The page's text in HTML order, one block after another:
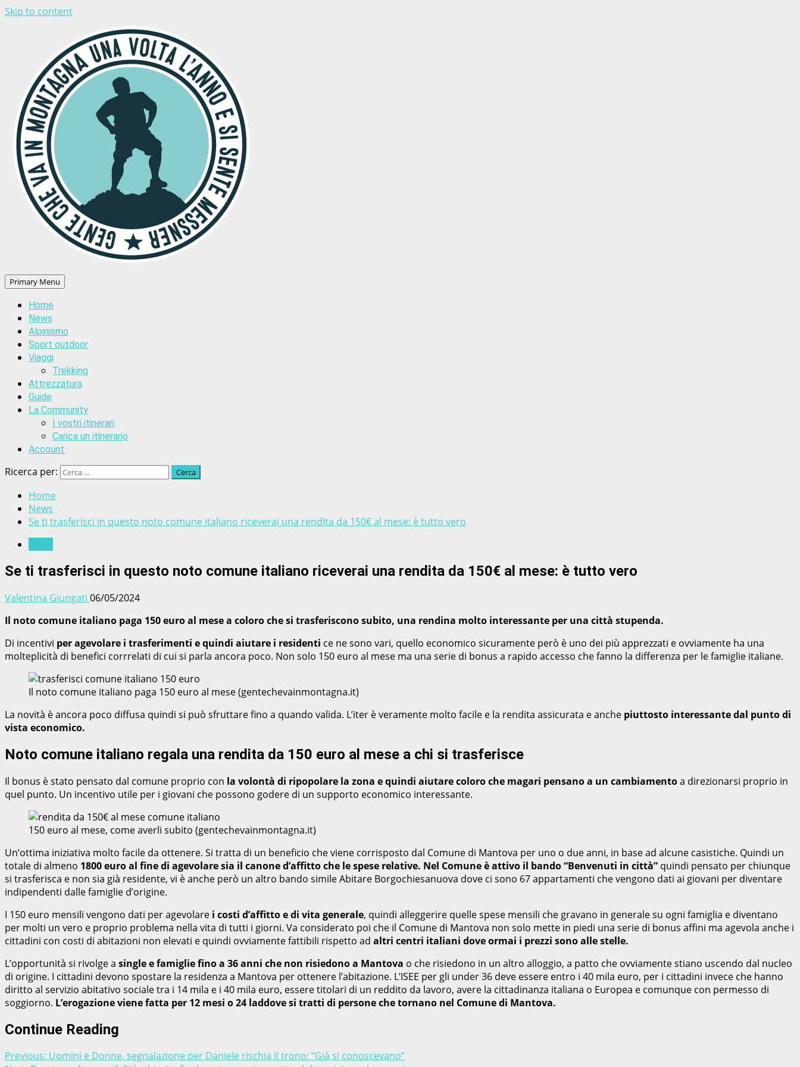
Skip to content
Primary Menu
Home
News
Alpinismo
Sport outdoor
Viaggi
Trekking
Attrezzatura
Guide
La Community
I vostri itinerari
Carica un itinerario
Account
Ricerca per:
Home
News
Se ti trasferisci in questo noto comune italiano riceverai una rendita da 150€ al mese: è tutto vero
Se ti trasferisci in questo noto comune italiano riceverai una rendita da 150€ al mese: è tutto vero
Valentina Giungati 06/05/2024
Il noto comune italiano paga 150 euro al mese a coloro che si trasferiscono subito, una rendina molto interessante per una città stupenda.
Di incentivi per agevolare i trasferimenti e quindi aiutare i residenti ce ne sono vari, quello economico sicuramente però è uno dei più apprezzati e ovviamente ha una
molteplicità di benefici corrrelati di cui si parla ancora poco. Non solo 150 euro al mese ma una serie di bonus a rapido accesso che fanno la differenza per le famiglie italiane.
Il noto comune italiano paga 150 euro al mese (gentechevainmontagna.it)
La novità è ancora poco diffusa quindi si può sfruttare fino a quando valida. L’iter è veramente molto facile e la rendita assicurata e anche piuttosto interessante dal punto di
vista economico.
Noto comune italiano regala una rendita da 150 euro al mese a chi si trasferisce
Il bonus è stato pensato dal comune proprio con la volontà di ripopolare la zona e quindi aiutare coloro che magari pensano a un cambiamentoa direzionarsi proprio in
quel punto. Un incentivo utile per i giovani che possono godere di un supporto economico interessante.
150 euro al mese, come averli subito (gentechevainmontagna.it)
Un’ottima iniziativa molto facile da ottenere. Si tratta di un beneficio che viene corrisposto dal Comune di Mantova per uno o due anni, in base ad alcune casistiche. Quindi un
totale di almeno 1800 euro al fine di agevolare sia il canone d’affitto che le spese relative. Nel Comune è attivo il bando “Benvenuti in città” quindi pensato per chiunque
si trasferisca e non sia già residente, vi è anche però un altro bando simile Abitare Borgochiesanuova dove ci sono 67 appartamenti che vengono dati ai giovani per diventare
indipendenti dalle famiglie d’origine.
I 150 euro mensili vengono dati per agevolare i costi d’affitto e di vita generale, quindi alleggerire quelle spese mensili che gravano in generale su ogni famiglia e diventano
per molti un vero e proprio problema nella vita di tutti i giorni. Va considerato poi che il Comune di Mantova non solo mette in piedi una serie di bonus affini ma agevola anche i
cittadini con costi di abitazioni non elevati e quindi ovviamente fattibili rispetto ad altri centri italiani dove ormai i prezzi sono alle stelle.
L’opportunità si rivolge a single e famiglie fino a 36 anni che non risiedono a Mantova o che risiedono in un altro alloggio, a patto che ovviamente stiano uscendo dal nucleo
di origine. I cittadini devono spostare la residenza a Mantova per ottenere l’abitazione. L’ISEE per gli under 36 deve essere entro i 40 mila euro, per i cittadini invece che hanno
diritto al servizio abitativo sociale tra i 14 mila e i 40 mila euro, essere titolari di un reddito da lavoro, avere la cittadinanza italiana o Europea e comunque con permesso di
soggiorno. L’erogazione viene fatta per 12 mesi o 24 laddove si tratti di persone che tornano nel Comune di Mantova.
Continue Reading
Previous: Uomini e Donne, segnalazione per Daniele rischia il trono: “Già si conoscevano”